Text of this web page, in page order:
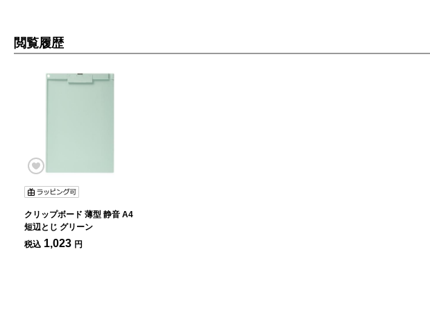
閲覧履歴
クリップボード 薄型 静音 A4
短辺とじ グリーン
税込 1,023 円